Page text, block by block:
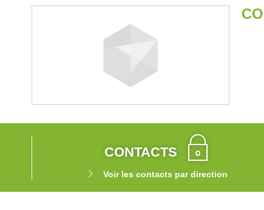
CONTACTS
Voir les contacts par direction